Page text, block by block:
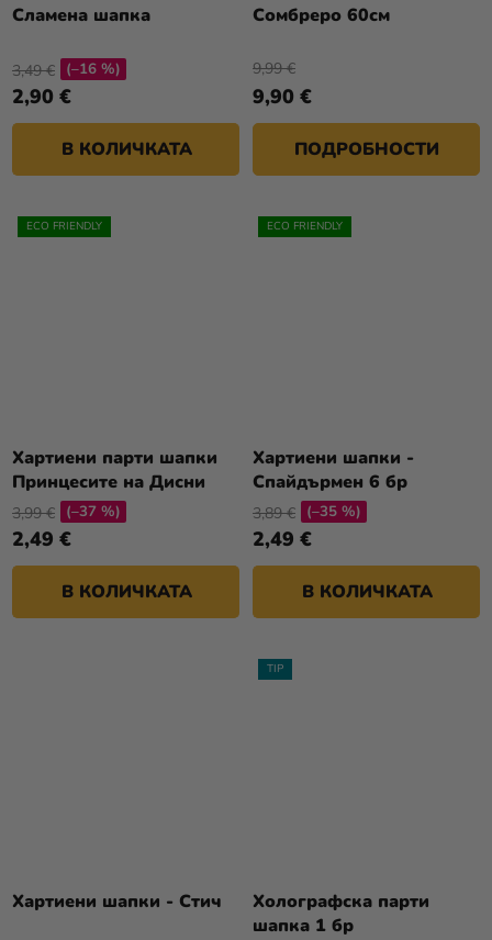
Сламена шапка
2,90 €
3,49 € (–16 %)
В КОЛИЧКАТА
Сомбреро 60см
9,90 €
9,99 €
ПОДРОБНОСТИ
ECO FRIENDLY
Хартиени парти шапки
Принцесите на Дисни
2,49 €
3,99 € (–37 %)
В КОЛИЧКАТА
ECO FRIENDLY
Хартиени шапки -
Спайдърмен 6 бр
2,49 €
3,89 € (–35 %)
В КОЛИЧКАТА
Хартиени шапки - Стич
TIP
Холографска парти
шапка 1 бр